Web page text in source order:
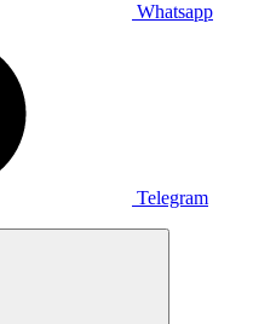
Whatsapp
Telegram